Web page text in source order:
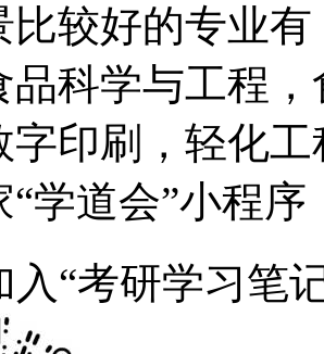
比较好的专业
品科学与工程
字印刷，轻化
学道会”小程序
入“考研学习笔